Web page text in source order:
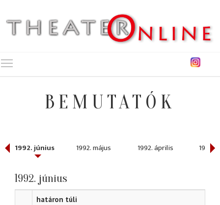
BEMUTATÓK
1992. június 1992. május 1992. április 1992.
1992. június
határon túli